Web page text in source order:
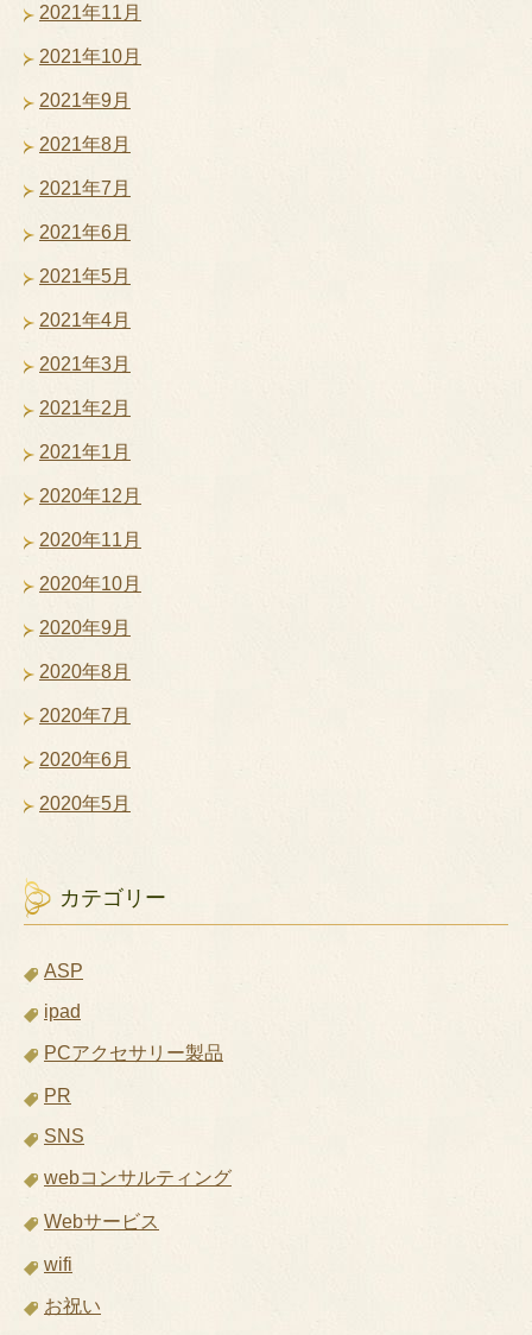
2021年11月
2021年10月
2021年9月
2021年8月
2021年7月
2021年6月
2021年5月
2021年4月
2021年3月
2021年2月
2021年1月
2020年12月
2020年11月
2020年10月
2020年9月
2020年8月
2020年7月
2020年6月
2020年5月
カテゴリー
ASP
ipad
PCアクセサリー製品
PR
SNS
webコンサルティング
Webサービス
wifi
お祝い